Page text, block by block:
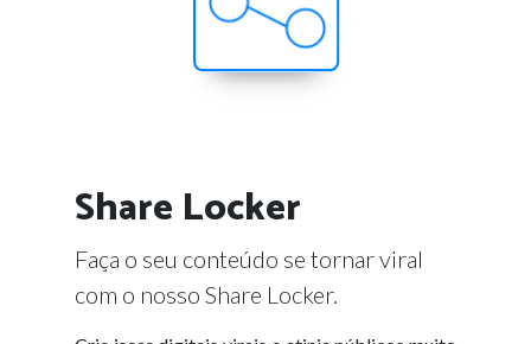
Share Locker
Faça o seu conteúdo se tornar viral
com o nosso Share Locker.